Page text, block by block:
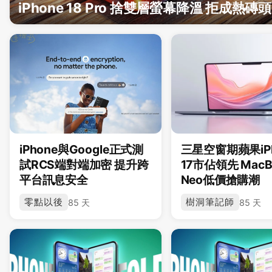
iPhone 18 Pro 捨雙層螢幕降溫 拒成熱磚頭
iPhone與Google正式測
試RCS端對端加密 提升跨
平台訊息安全
零點以後 85 天
三星空窗期蘋果
17市佔領先
Neo低價搶購潮
樹洞筆記師 85 天